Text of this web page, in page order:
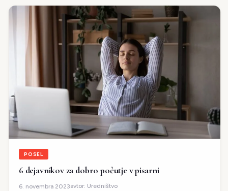
POSEL
6 dejavnikov za dobro počutje v pisarni
6. novembra 2023avtor: Uredništvo